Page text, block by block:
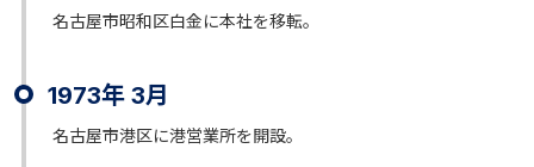
名古屋市昭和区白金に本社を移転。
1973年 3月
名古屋市港区に港営業所を開設。